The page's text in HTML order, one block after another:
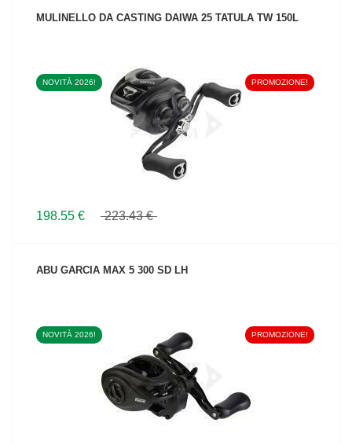
MULINELLO DA CASTING DAIWA 25 TATULA TW 150L
VEDI IL PRODOTTO
NOVITÀ 2026! PROMOZIONE!
198.55 € 223.43 €
ABU GARCIA MAX 5 300 SD LH
VEDI IL PRODOTTO
NOVITÀ 2026! PROMOZIONE!